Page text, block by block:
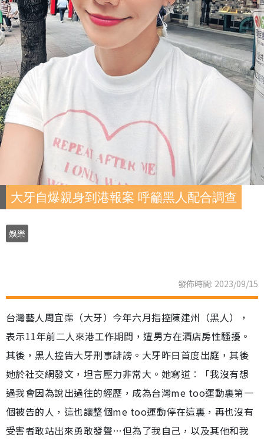
大牙自爆親身到港報案 呼籲黑人配合調查
娛樂
發佈時間: 2023/09/15
台灣藝人周宜霈（大牙）今年六月指控陳建州（黑人），
表示11年前二人來港工作期間，遭男方在酒店房性騷擾。
其後，黑人控告大牙刑事誹謗。大牙昨日首度出庭，其後
她於社交網發文，坦言壓力非常大。她寫道︰「我沒有想
過我會因為說出過往的經歷，成為台灣me too運動裏第一
個被告的人，這也讓整個me too運動停在這裏，再也沒有
受害者敢站出來勇敢發聲…但為了我自己，以及其他和我